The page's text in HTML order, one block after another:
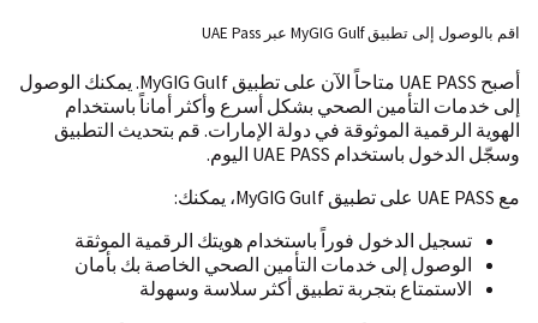
اقم بالوصول إلى تطبيق MyGIG Gulf عبر UAE Pass
أصبح UAE PASS متاحاً الآن على تطبيق MyGIG Gulf. يمكنك الوصول
إلى خدمات التأمين الصحي بشكل أسرع وأكثر أماناً باستخدام
الهوية الرقمية الموثوقة في دولة الإمارات. قم بتحديث التطبيق
وسجّل الدخول باستخدام UAE PASS اليوم.
مع UAE PASS على تطبيق MyGIG Gulf، يمكنك:
تسجيل الدخول فوراً باستخدام هويتك الرقمية الموثقة
الوصول إلى خدمات التأمين الصحي الخاصة بك بأمان
الاستمتاع بتجربة تطبيق أكثر سلاسة وسهولة